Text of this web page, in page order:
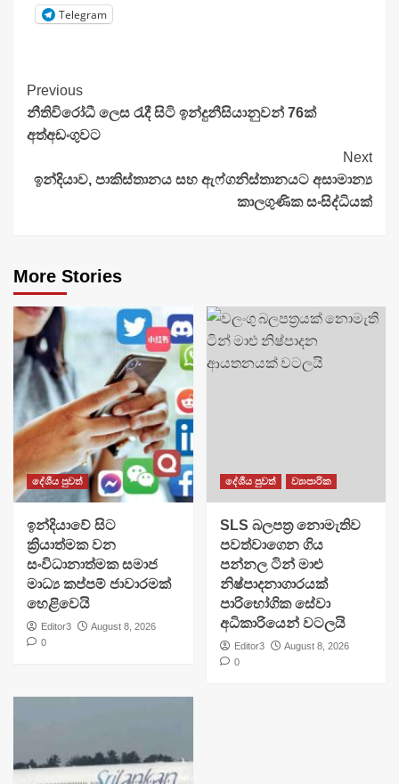
Telegram
Continue
Reading
Previous
නීතිවිරෝධී ලෙස රැදී සිටි ඉන්දුනීසියානුවන් 76ක්
අත්අඩංගුවට
Next
ඉන්දියාව, පාකිස්තානය සහ ඇෆ්ගනිස්තානයට අසාමාන්‍ය
කාලගුණික සංසිද්ධියක්
More Stories
දේශීය පුවත්
​ඉන්දියාවේ සිට
ක්‍රියාත්මක වන
සංවිධානාත්මක සමාජ
මාධ්‍ය කප්පම් ජාවාරමක්
හෙළිවෙයි
Editor3
August 8, 2026
0
දේශීය පුවත් ව්‍යාපාරික
SLS බලපත්‍ර නොමැතිව
පවත්වාගෙන ගිය
පන්නල ටින් මාළු
නිෂ්පාදනාගාරයක්
පාරිභෝගික සේවා
අධිකාරියෙන් වටලයි
Editor3
August 8, 2026
0